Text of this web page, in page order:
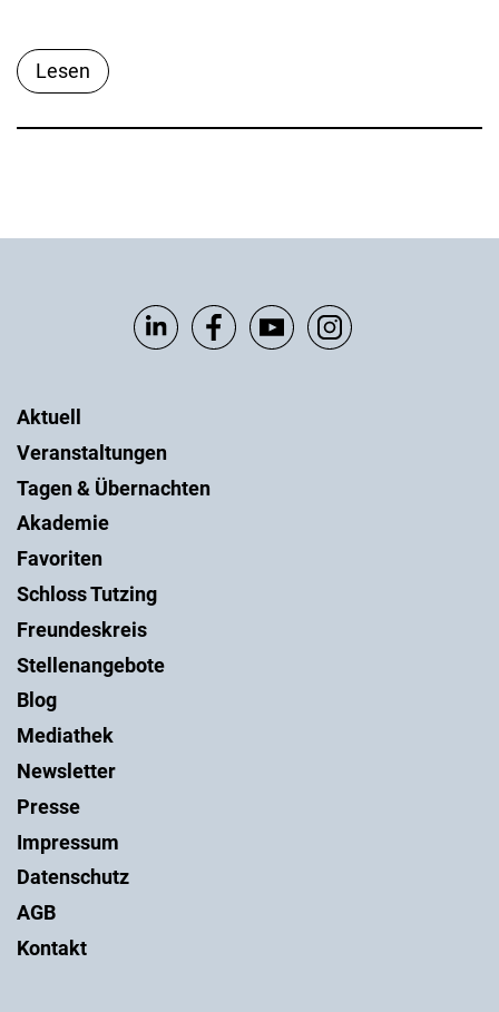
Lesen
Aktuell
Veranstaltungen
Tagen & Übernachten
Akademie
Favoriten
Schloss Tutzing
Freundeskreis
Stellenangebote
Blog
Mediathek
Newsletter
Presse
Impressum
Datenschutz
AGB
Kontakt